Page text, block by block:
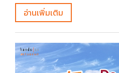
อ่านเพิ่มเติม